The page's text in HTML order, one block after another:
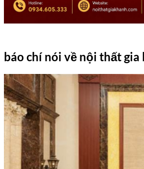
báo chí nói về nội thất gia